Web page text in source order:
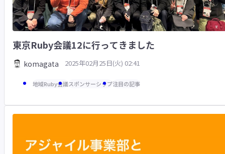
東京Ruby会議12に行ってきました
komagata 2025年02月25日(火) 02:41
地域Ruby会議スポンサーシップ注目の記事